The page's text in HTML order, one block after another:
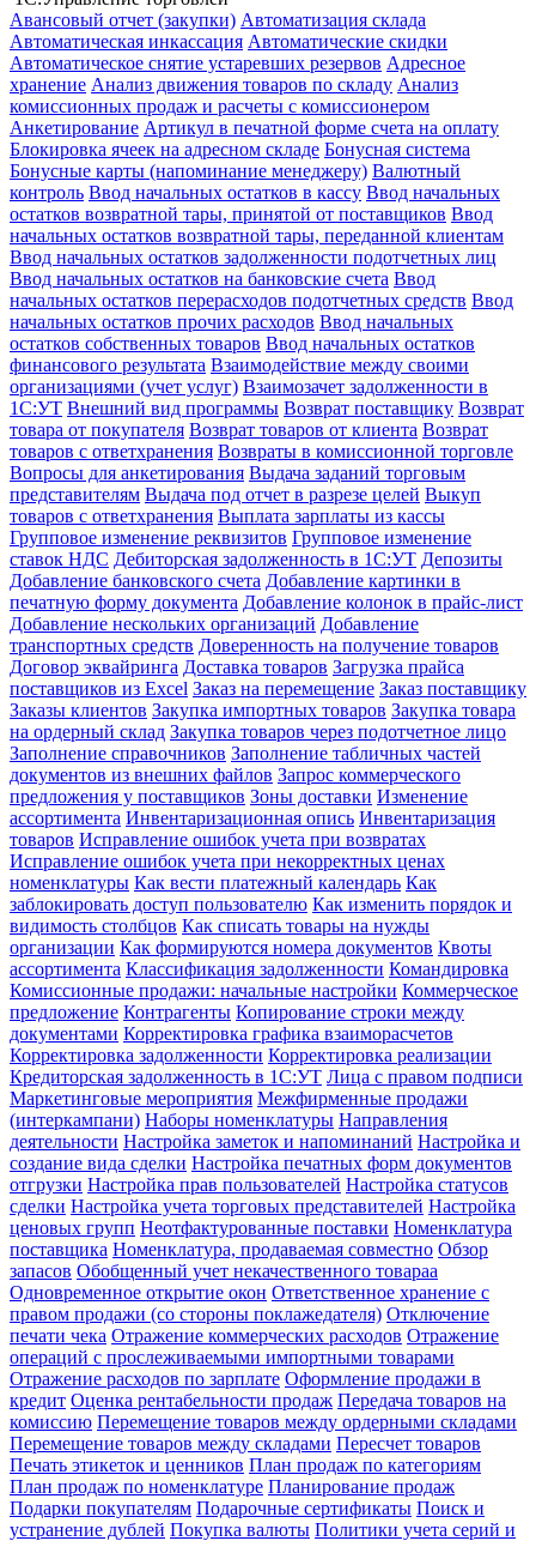
Авансовый отчет (закупки) Автоматизация склада
Автоматическая инкассация Автоматические скидки
Автоматическое снятие устаревших резервов Адресное
хранение Анализ движения товаров по складу Анализ
комиссионных продаж и расчеты с комиссионером
Анкетирование Артикул в печатной форме счета на оплату
Блокировка ячеек на адресном складе Бонусная система
Бонусные карты (напоминание менеджеру) Валютный
контроль Ввод начальных остатков в кассу Ввод начальных
остатков возвратной тары, принятой от поставщиков Ввод
начальных остатков возвратной тары, переданной клиентам
Ввод начальных остатков задолженности подотчетных лиц
Ввод начальных остатков на банковские счета Ввод
начальных остатков перерасходов подотчетных средств Ввод
начальных остатков прочих расходов Ввод начальных
остатков собственных товаров Ввод начальных остатков
финансового результата Взаимодействие между своими
организациями (учет услуг) Взаимозачет задолженности в
1С:УТ Внешний вид программы Возврат поставщику Возврат
товара от покупателя Возврат товаров от клиента Возврат
товаров с ответхранения Возвраты в комиссионной торговле
Вопросы для анкетирования Выдача заданий торговым
представителям Выдача под отчет в разрезе целей Выкуп
товаров с ответхранения Выплата зарплаты из кассы
Групповое изменение реквизитов Групповое изменение
ставок НДС Дебиторская задолженность в 1С:УТ Депозиты
Добавление банковского счета Добавление картинки в
печатную форму документа Добавление колонок в прайс-лист
Добавление нескольких организаций Добавление
транспортных средств Доверенность на получение товаров
Договор эквайринга Доставка товаров Загрузка прайса
поставщиков из Excel Заказ на перемещение Заказ поставщику
Заказы клиентов Закупка импортных товаров Закупка товара
на ордерный склад Закупка товаров через подотчетное лицо
Заполнение справочников Заполнение табличных частей
документов из внешних файлов Запрос коммерческого
предложения у поставщиков Зоны доставки Изменение
ассортимента Инвентаризационная опись Инвентаризация
товаров Исправление ошибок учета при возвратах
Исправление ошибок учета при некорректных ценах
номенклатуры Как вести платежный календарь Как
заблокировать доступ пользователю Как изменить порядок и
видимость столбцов Как списать товары на нужды
организации Как формируются номера документов Квоты
ассортимента Классификация задолженности Командировка
Комиссионные продажи: начальные настройки Коммерческое
предложение Контрагенты Копирование строки между
документами Корректировка графика взаиморасчетов
Корректировка задолженности Корректировка реализации
Кредиторская задолженность в 1С:УТ Лица с правом подписи
Маркетинговые мероприятия Межфирменные продажи
(интеркампани) Наборы номенклатуры Направления
деятельности Настройка заметок и напоминаний Настройка и
создание вида сделки Настройка печатных форм документов
отгрузки Настройка прав пользователей Настройка статусов
сделки Настройка учета торговых представителей Настройка
ценовых групп Неотфактурованные поставки Номенклатура
поставщика Номенклатура, продаваемая совместно Обзор
запасов Обобщенный учет некачественного товараа
Одновременное открытие окон Ответственное хранение с
правом продажи (со стороны поклажедателя) Отключение
печати чека Отражение коммерческих расходов Отражение
операций с прослеживаемыми импортными товарами
Отражение расходов по зарплате Оформление продажи в
кредит Оценка рентабельности продаж Передача товаров на
комиссию Перемещение товаров между ордерными складами
Перемещение товаров между складами Пересчет товаров
Печать этикеток и ценников План продаж по категориям
План продаж по номенклатуре Планирование продаж
Подарки покупателям Подарочные сертификаты Поиск и
устранение дублей Покупка валюты Политики учета серий и